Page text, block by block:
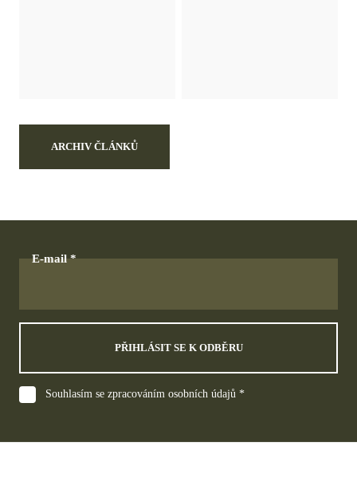
ARCHIV ČLÁNKŮ
E-mail
PŘIHLÁSIT SE K ODBĚRU
Souhlasím se zpracováním osobních údajů *